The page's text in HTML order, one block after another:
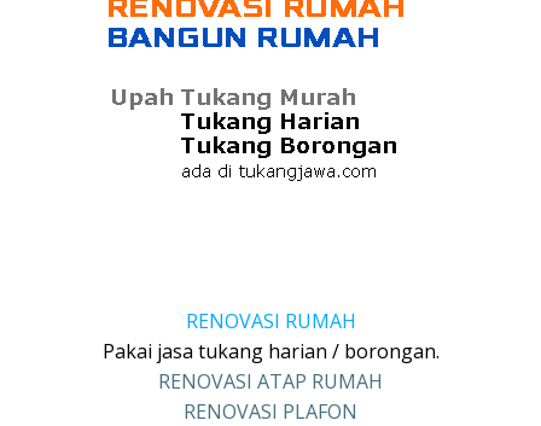
RENOVASI RUMAH
Pakai jasa tukang harian / borongan.
RENOVASI ATAP RUMAH
RENOVASI PLAFON